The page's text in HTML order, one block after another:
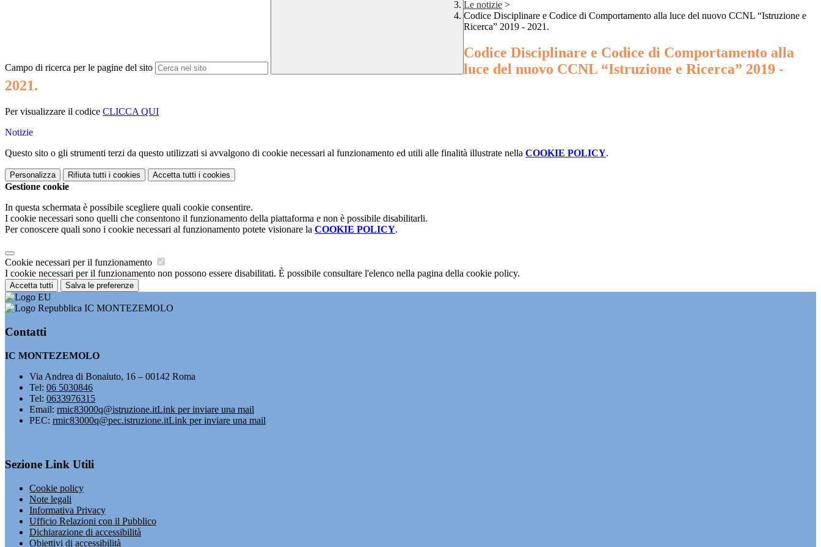
Campo di ricerca per le pagine del sito
Le notizie >
Codice Disciplinare e Codice di Comportamento alla luce del nuovo CCNL “Istruzione e
Ricerca” 2019 - 2021.
Codice Disciplinare e Codice di Comportamento alla
luce del nuovo CCNL “Istruzione e Ricerca” 2019 -
2021.
Per visualizzare il codice CLICCA QUI
Notizie
Questo sito o gli strumenti terzi da questo utilizzati si avvalgono di cookie necessari al funzionamento ed utili alle finalità illustrate nella COOKIE POLICY.
Personalizza Rifiuta tutti i cookies Accetta tutti i cookies
Gestione cookie
In questa schermata è possibile scegliere quali cookie consentire.
I cookie necessari sono quelli che consentono il funzionamento della piattaforma e non è possibile disabilitarli.
Per conoscere quali sono i cookie necessari al funzionamento potete visionare la COOKIE POLICY.
Cookie necessari per il funzionamento
I cookie necessari per il funzionamento non possono essere disabilitati. È possibile consultare l'elenco nella pagina della cookie policy.
Accetta tutti Salva le preferenze
IC MONTEZEMOLO
Contatti
IC MONTEZEMOLO
Via Andrea di Bonaiuto, 16 – 00142 Roma
Tel: 06 5030846
Tel: 0633976315
Email: rmic83000q@istruzione.itLink per inviare una mail
PEC: rmic83000q@pec.istruzione.itLink per inviare una mail
Sezione Link Utili
Cookie policy
Note legali
Informativa Privacy
Ufficio Relazioni con il Pubblico
Dichiarazione di accessibilità
Obiettivi di accessibilità